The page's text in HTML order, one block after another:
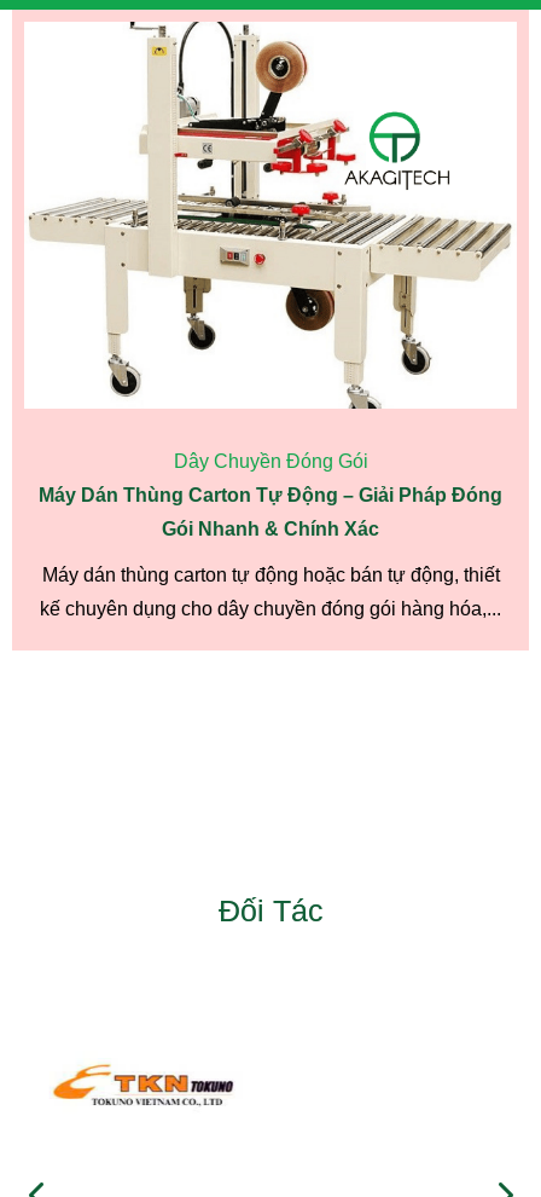
Dây Chuyền Đóng Gói
Máy Dán Thùng Carton Tự Động – Giải Pháp Đóng
Gói Nhanh & Chính Xác
Máy dán thùng carton tự động hoặc bán tự động, thiết
kế chuyên dụng cho dây chuyền đóng gói hàng hóa,...
Đối Tác